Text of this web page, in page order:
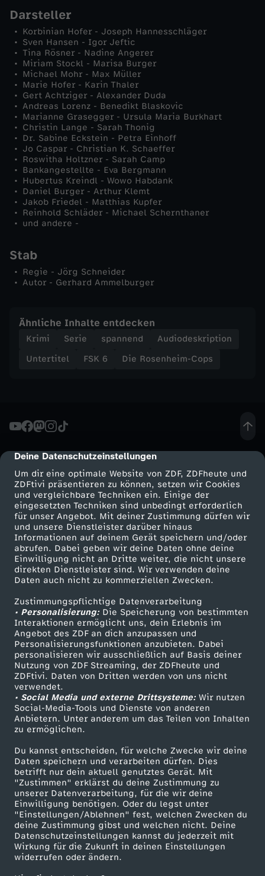
cmp-dialog-description
Deine Datenschutzeinstellungen
Um dir eine optimale Website von ZDF, ZDFheute und
ZDFtivi präsentieren zu können, setzen wir Cookies
und vergleichbare Techniken ein. Einige der
eingesetzten Techniken sind unbedingt erforderlich
für unser Angebot. Mit deiner Zustimmung dürfen wir
und unsere Dienstleister darüber hinaus
Informationen auf deinem Gerät speichern und/oder
abrufen. Dabei geben wir deine Daten ohne deine
Einwilligung nicht an Dritte weiter, die nicht unsere
direkten Dienstleister sind. Wir verwenden deine
Daten auch nicht zu kommerziellen Zwecken.
Zustimmungspflichtige Datenverarbeitung
• Personalisierung:Die Speicherung von bestimmten
Interaktionen ermöglicht uns, dein Erlebnis im
Angebot des ZDF an dich anzupassen und
Personalisierungsfunktionen anzubieten. Dabei
personalisieren wir ausschließlich auf Basis deiner
Nutzung von ZDF Streaming, der ZDFheute und
ZDFtivi. Daten von Dritten werden von uns nicht
verwendet.
• Social Media und externe Drittsysteme:Wir nutzen
Social-Media-Tools und Dienste von anderen
Anbietern. Unter anderem um das Teilen von Inhalten
zu ermöglichen.
Du kannst entscheiden, für welche Zwecke wir deine
Daten speichern und verarbeiten dürfen. Dies
betrifft nur dein aktuell genutztes Gerät. Mit
"Zustimmen" erklärst du deine Zustimmung zu
unserer Datenverarbeitung, für die wir deine
Einwilligung benötigen. Oder du legst unter
"Einstellungen/Ablehnen" fest, welchen Zwecken du
deine Zustimmung gibst und welchen nicht. Deine
Datenschutzeinstellungen kannst du jederzeit mit
Wirkung für die Zukunft in deinen Einstellungen
widerrufen oder ändern.
a
u
f
e
i
n
e
n
t
e
i
Darsteller
Korbinian Hofer - Joseph Hannesschläger
Sven Hansen - Igor Jeftic
Tina Rösner - Nadine Angerer
Miriam Stockl - Marisa Burger
Michael Mohr - Max Müller
Marie Hofer - Karin Thaler
Gert Achtziger - Alexander Duda
Andreas Lorenz - Benedikt Blaskovic
Marianne Grasegger - Ursula Maria Burkhart
Christin Lange - Sarah Thonig
Dr. Sabine Eckstein - Petra Einhoff
Jo Caspar - Christian K. Schaeffer
Roswitha Holtzner - Sarah Camp
Bankangestellte - Eva Bergmann
Hubertus Kreindl - Wowo Habdank
Daniel Burger - Arthur Klemt
Jakob Friedel - Matthias Kupfer
Reinhold Schläder - Michael Schernthaner
und andere -
Stab
Regie - Jörg Schneider
Autor - Gerhard Ammelburger
Ähnliche Inhalte entdecken
Krimi Serie spannend
Audiodeskription
Untertitel
FSK 6 Die Rosenheim-Cops
Mehr ZDF
ZDF-Apps
Smart TV
ZDFtext
Livestreams
Sendungen A-Z
TV-Programm
Service
ZDFmitreden
Kontakt zum ZDF
Tickets
Zuschauerservice
Hilfe
ZDF Unternehmen
Karriere
ZDF goes Schule
Werbefernsehen
Mainzelmännchen